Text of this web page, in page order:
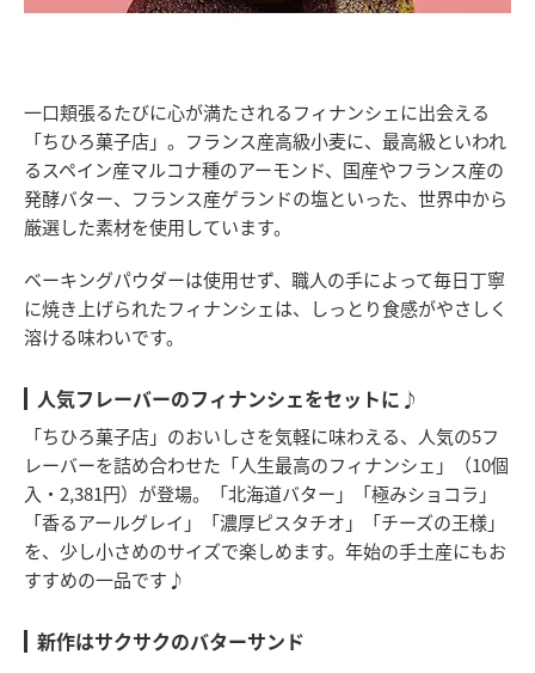
一口頬張るたびに心が満たされるフィナンシェに出会える
「ちひろ菓子店」。フランス産高級小麦に、最高級といわれ
るスペイン産マルコナ種のアーモンド、国産やフランス産の
発酵バター、フランス産ゲランドの塩といった、世界中から
厳選した素材を使用しています。
ベーキングパウダーは使用せず、職人の手によって毎日丁寧
に焼き上げられたフィナンシェは、しっとり食感がやさしく
溶ける味わいです。
人気フレーバーのフィナンシェをセットに♪
「ちひろ菓子店」のおいしさを気軽に味わえる、人気の5フ
レーバーを詰め合わせた「人生最高のフィナンシェ」（10個
入・2,381円）が登場。「北海道バター」「極みショコラ」
「香るアールグレイ」「濃厚ピスタチオ」「チーズの王様」
を、少し小さめのサイズで楽しめます。年始の手土産にもお
すすめの一品です♪
新作はサクサクのバターサンド